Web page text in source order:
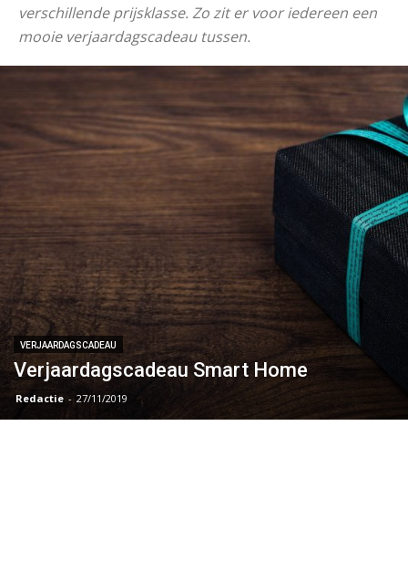
verschillende prijsklasse. Zo zit er voor iedereen een
mooie verjaardagscadeau tussen.
VERJAARDAGSCADEAU
Verjaardagscadeau Smart Home
Redactie - 27/11/2019